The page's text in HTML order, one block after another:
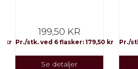
kr
199,50 KR
Pr./stk. ved 6 flasker: 179,50 kr
Se detaljer
Pr./